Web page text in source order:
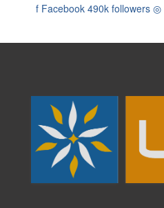
f Facebook 490k followers ◎